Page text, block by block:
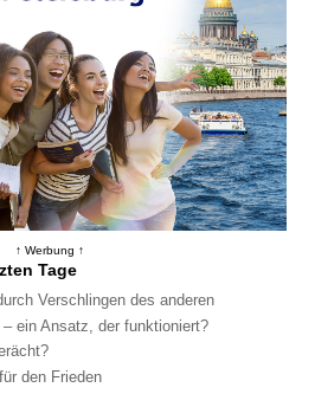
↑ Werbung ↑
Tage
Verschlingen des anderen
ein Ansatz, der funktioniert?
den Frieden